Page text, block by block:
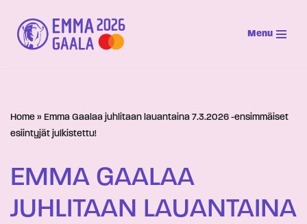
Siirry
suoraan
Menu
Home » Emma Gaalaa juhlitaan lauantaina 7.3.2026 -ensimmäiset
esiintyjät julkistettu!
EMMA GAALAA
JUHLITAAN LAUANTAINA